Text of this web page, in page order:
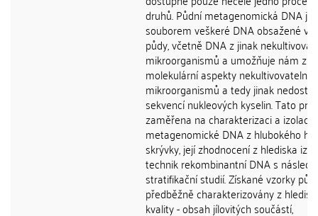
druhů. Půdní metagenomická DNA je
souborem veškeré DNA obsažené
půdy, včetně DNA z jinak
mikroorganismů a umožňuje nám
molekulární aspekty
mikroorganismů a tedy jinak
sekvencí nukleových kyselin. Tato
zaměřena na charakterizaci a izolaci
metagenomické DNA z hlubokého
skrývky, její zhodnocení z hlediska
technik rekombinantní DNA s
stratifikační studií. Získané vzorky
předběžně charakterizovány z
kvality - obsah jílovitých součástí,